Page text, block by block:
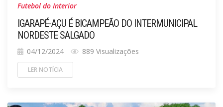
Futebol do Interior
IGARAPÉ-AÇU É BICAMPEÃO DO INTERMUNICIPAL
NORDESTE SALGADO
04/12/2024 889 Visualizações
LER NOTÍCIA